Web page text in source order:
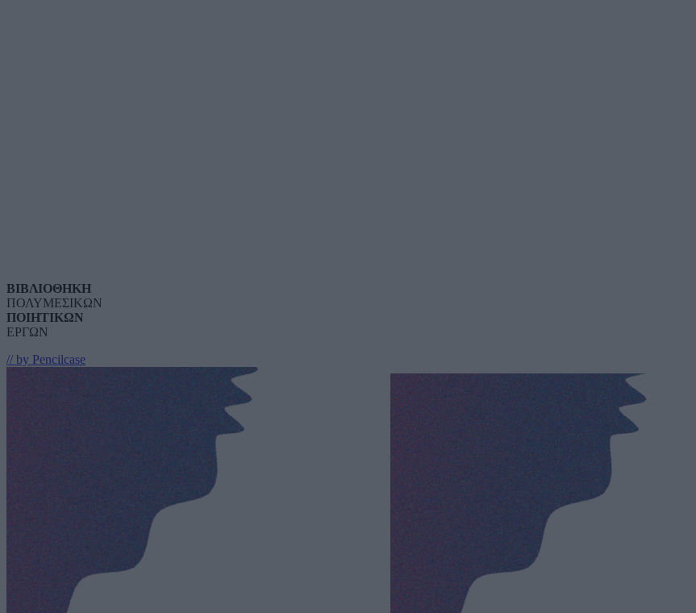
ΒΙΒΛΙΟΘΗΚΗ
ΠΟΛΥΜΕΣΙΚΩΝ
ΠΟΙΗΤΙΚΩΝ
ΕΡΓΩΝ
// by Pencilcase